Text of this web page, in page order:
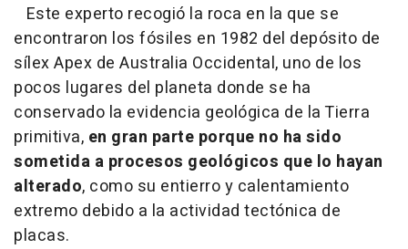
Este experto recogió la roca en la que se
encontraron los fósiles en 1982 del depósito de
sílex Apex de Australia Occidental, uno de los
pocos lugares del planeta donde se ha
conservado la evidencia geológica de la Tierra
primitiva, en gran parte porque no ha sido
sometida a procesos geológicos que lo hayan
alterado, como su entierro y calentamiento
extremo debido a la actividad tectónica de
placas.